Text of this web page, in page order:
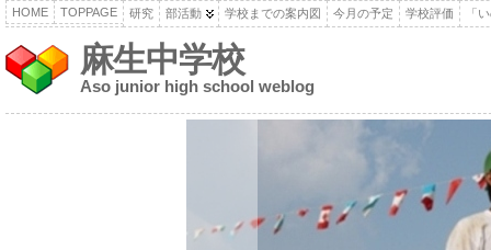
HOME TOPPAGE 研究 部活動 学校までの案内図 今月の予定 学校評価 「
麻生中学校
Aso junior high school weblog